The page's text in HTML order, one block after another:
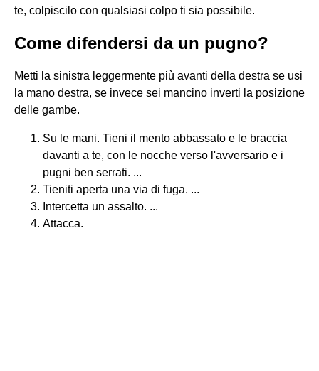
te, colpiscilo con qualsiasi colpo ti sia possibile.
Come difendersi da un pugno?
Metti la sinistra leggermente più avanti della destra se usi
la mano destra, se invece sei mancino inverti la posizione
delle gambe.
Su le mani. Tieni il mento abbassato e le braccia
davanti a te, con le nocche verso l'avversario e i
pugni ben serrati. ...
Tieniti aperta una via di fuga. ...
Intercetta un assalto. ...
Attacca.